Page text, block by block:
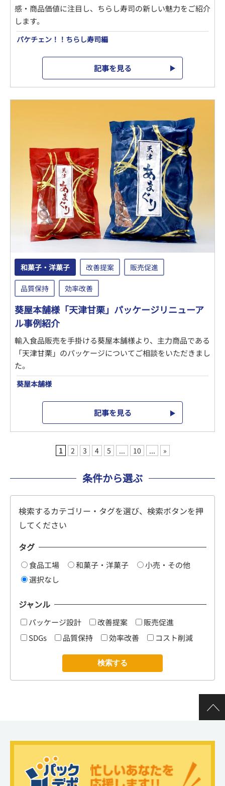
感・商品価値に注目し、ちらし寿司の新しい魅力をご紹介
します。
パケチェン！！ちらし寿司編
記事を見る
和菓子・洋菓子 改善提案 販売促進
品質保持 効率改善
葵屋本舗様「天津甘栗」パッケージリニューア
ル事例紹介
輸入食品販売を手掛ける葵屋本舗様より、主力商品である
「天津甘栗」のパッケージについてご相談をいただきまし
た。
葵屋本舗様
記事を見る
1 2 3 4 5 ... 10 ... »
条件から選ぶ
検索するカテゴリー・タグを選び、検索ボタンを押
してください
タグ
食品工場 和菓子・洋菓子
小売・その他
選択なし
ジャンル
パッケージ設計 改善提案
販売促進
SDGs
品質保持 効率改善 コスト削減